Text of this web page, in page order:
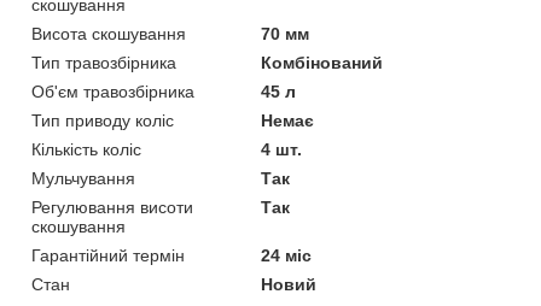
скошування
Висота скошування
70 мм
Тип травозбірника
Комбінований
Об'єм травозбірника
45 л
Тип приводу коліс
Немає
Кількість коліс
4 шт.
Мульчування
Так
Регулювання висоти
скошування
Так
Гарантійний термін
24 міс
Стан
Новий